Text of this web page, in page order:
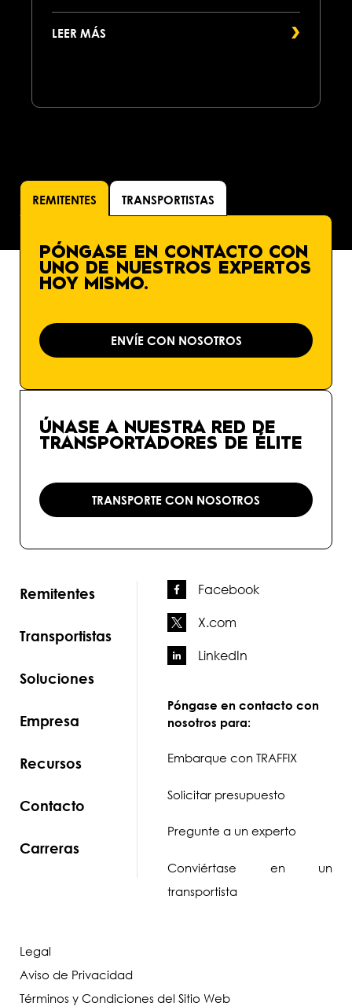
LEER MÁS
REMITENTES TRANSPORTISTAS
PÓNGASE EN CONTACTO CON
UNO DE NUESTROS EXPERTOS
HOY MISMO.
ENVÍE CON NOSOTROS
ÚNASE A NUESTRA RED DE
TRANSPORTADORES DE ÉLITE
TRANSPORTE CON NOSOTROS
Remitentes
Transportistas
Soluciones
Empresa
Recursos
Contacto
Carreras
Facebook
X.com
LinkedIn
Póngase en contacto con
nosotros para:
Embarque con TRAFFIX
Solicitar presupuesto
Pregunte a un experto
Conviértase en un
transportista
Legal
Aviso de Privacidad
Términos y Condiciones del Sitio Web